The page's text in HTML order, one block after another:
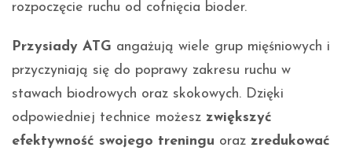
rozpoczęcie ruchu od cofnięcia bioder.
Przysiady ATG angażują wiele grup mięśniowych i
przyczyniają się do poprawy zakresu ruchu w
stawach biodrowych oraz skokowych. Dzięki
odpowiedniej technice możesz zwiększyć
efektywność swojego treningu oraz zredukować